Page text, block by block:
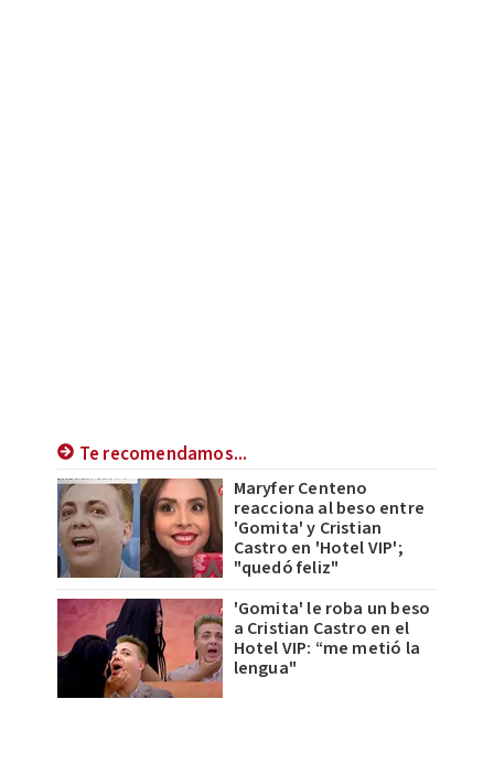
Te recomendamos...
Maryfer Centeno
reacciona al beso entre
'Gomita' y Cristian
Castro en 'Hotel VIP';
"quedó feliz"
'Gomita' le roba un beso
a Cristian Castro en el
Hotel VIP: “me metió la
lengua"